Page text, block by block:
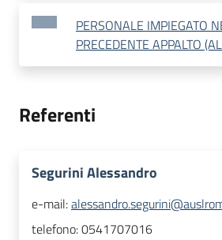
PERSONALE IMPIEGATO
PRECEDENTE APPALTO
Referenti
Segurini Alessandro
e-mail:
telefono:0541707016